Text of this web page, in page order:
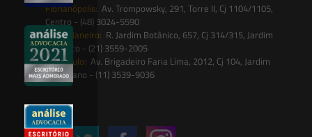
Florianópolis: Av. Trompowsky, 291, Torre II, Cj 1104/1105,
Centro - (48) 3024-5590
Rio de Janeiro: R. Jardim Botânico, 657, Cj 314/315, Jardim
Botânico - (21) 3559-2005
São Paulo: Av. Brigadeiro Faria Lima, 2012, Cj 104, Jardim
Paulistano - (11) 3539-9036
Siga-nos